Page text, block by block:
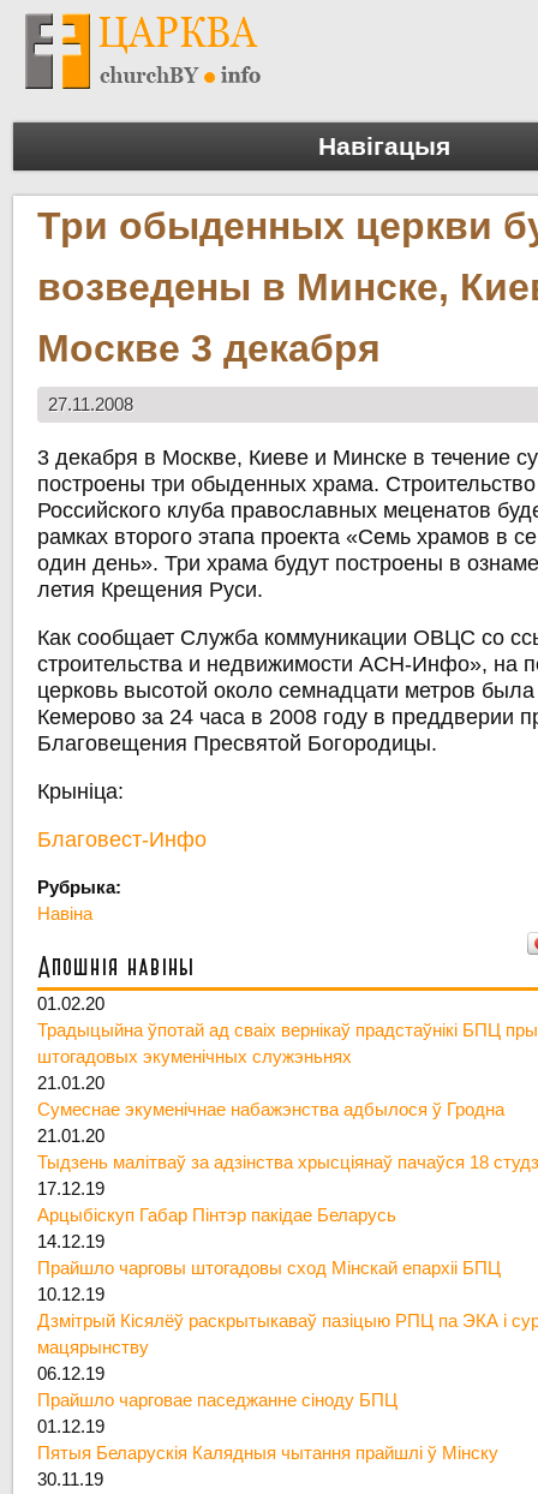
Навігацыя
Три обыденных церкви
возведены в Минске,
Москве 3 декабря
27.11.2008
3 декабря в Москве, Киеве и Минске в течение
построены три обыденных храма.
Российского клуба православных меценатов
рамках второго этапа проекта «Семь храмов в
один день». Три храма будут построены в
летия Крещения Руси.
Как сообщает Служба коммуникации ОВЦС со
строительства и недвижимости АСН-Инфо», на
церковь высотой около семнадцати метров
Кемерово за 24 часа в 2008 году в преддверии
Благовещения Пресвятой Богородицы.
Крыніца:
Благовест-Инфо
Рубрыка:
Навіна
Апошнія навіны
01.02.20
Традыцыйна ўпотай ад сваіх вернікаў прадстаўнікі БПЦ
штогадовых экуменічных служэньнях
21.01.20
Сумеснае экуменічнае набажэнства адбылося ў Гродна
21.01.20
Тыдзень малітваў за адзінства хрысціянаў пачаўся 18
17.12.19
Арцыбіскуп Габар Пінтэр пакідае Беларусь
14.12.19
Прайшло чарговы штогадовы сход Мінскай епархіі БПЦ
10.12.19
Дзмітрый Кісялёў раскрытыкаваў пазіцыю РПЦ па ЭКА і
мацярынству
06.12.19
Прайшло чарговае паседжанне сіноду БПЦ
01.12.19
Пятыя Беларускія Калядныя чытання прайшлі ў Мінску
30.11.19